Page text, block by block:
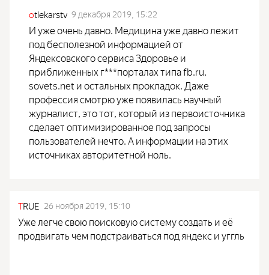
otlekarstv 9 декабря 2019, 15:22
И уже очень давно. Медицина уже давно лежит
под бесполезной информацией от
Яндексовского сервиса Здоровье и
приближенных г***порталах типа fb.ru,
sovets.net и остальных прокладок. Даже
профессия смотрю уже появилась научный
журналист, это тот, который из первоисточника
сделает оптимизированное под запросы
пользователей нечто. А информации на этих
источниках авторитетной ноль.
TRUE 26 ноября 2019, 15:10
Уже легче свою поисковую систему создать и её
продвигать чем подстраиваться под яндекс и уггль